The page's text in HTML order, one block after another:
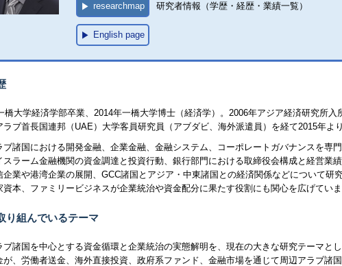
researchmap 研究者情報（学歴・経歴・業績一覧）
English page
橋大学経済学部卒業、2014年一橋大学博士（経済学）。2006年アジア経済研究所
ラブ首長国連邦（ UAE）大学客員研究員（アブダビ、海外派遣員）を経て2015年より
ブ諸国における開発金融、企業金融、金融システム、コーポレートガバナンスを専
スラーム金融機関の資金調達と投資行動、銀行部門における取締役会構成と経営業
業や港湾企業の展開、 GCC諸国とアジア・中東諸国との経済関係などについて研
資本、ファミリービジネスが企業統治や資金配分に果たす役割にも関心を広げていま
り組んでいるテーマ
ブ諸国を中心とする資金循環と企業統治の実態解明を、現在の大きな研究テーマと
が、労働者送金、海外直接投資、政府系ファンド、金融市場を通じて周辺アラブ諸